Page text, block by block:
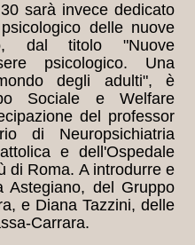
sarà invece dedicato
delle nuove
dal titolo "Nuove
psicologico. Una
degli adulti", è
Sociale e Welfare
del professor
di Neuropsichiatria
e dell'Ospedale
di Roma. A introdurre e
Astegiano, del Gruppo
e Diana Tazzini, delle
Carrara.